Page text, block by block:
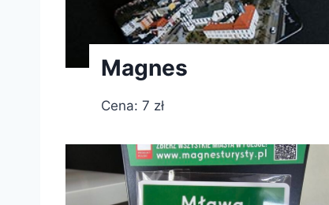
Magnes
Cena: 7 zł